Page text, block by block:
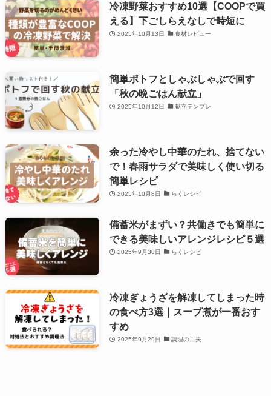
冷凍野菜おすすめ10選【COOPで買
える】下ごしらえなしで時短に
2025年10月13日 食材レビュー
簡単ポトフとしゃぶしゃぶで回す
「秋の晩ごはん献立」
2025年10月12日 献立テンプレ
余った冷やし中華のたれ、捨てない
で！春雨サラダで美味しく使い切る
簡単レシピ
2025年10月8日 らくレシピ
備蓄米がまずい？共働きでも簡単に
できる美味しいアレンジレシピ５選
2025年9月30日 らくレシピ
冷凍ぎょうざを解凍してしまった時
の食べ方3選｜スープ煮が一番おす
すめ
2025年9月29日 調理の工夫